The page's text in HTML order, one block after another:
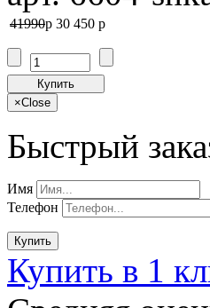
41990p 30 450 p
Купить
×Close
Быстрый
Имя
Телефон
Купить
Купить в 1